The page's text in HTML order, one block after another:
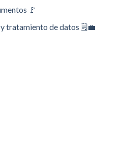
🚩
tratamiento de datos 🗒️💼